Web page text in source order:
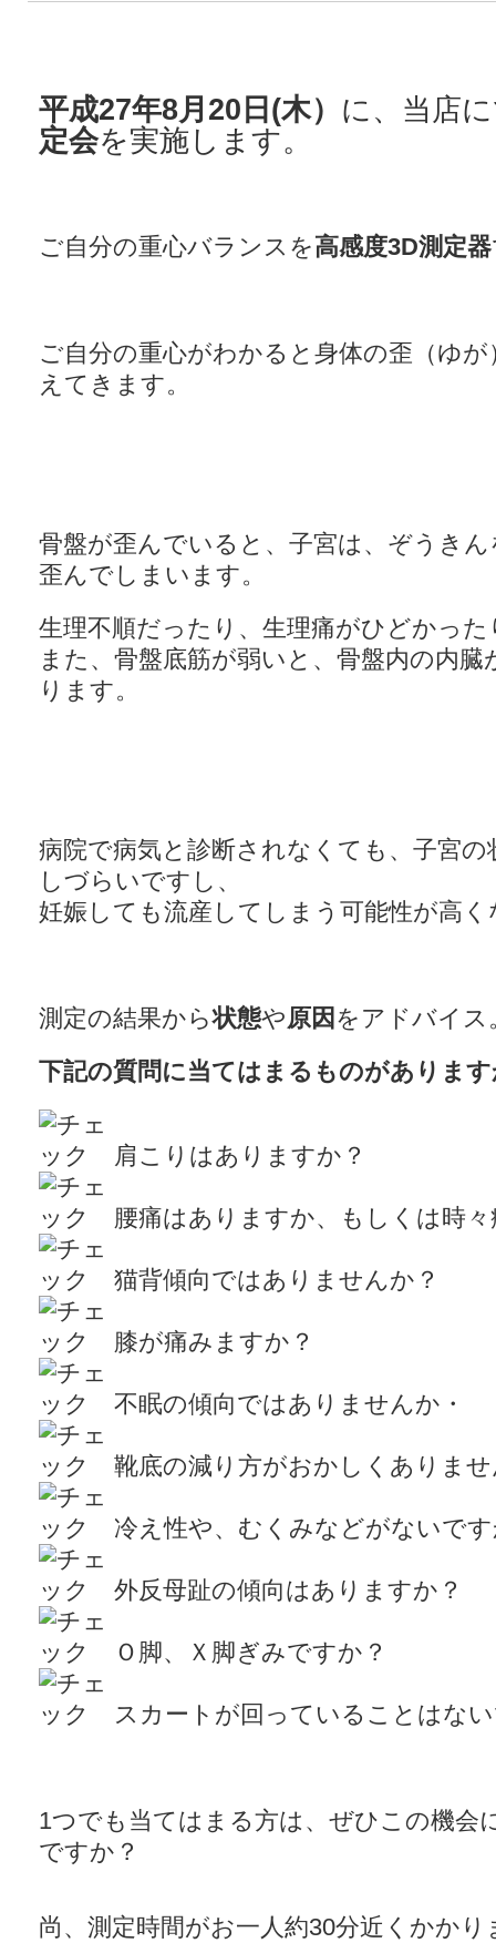
平成27年8月20日(木） に、当店
定会を実施します。
ご自分の重心バランスを高感度3D測定器
ご自分の重心がわかると身体の歪（ゆ
えてきます。
骨盤が歪んでいると、子宮は、ぞうき
歪んでしまいます。
生理不順だったり、生理痛がひどかっ
また、骨盤底筋が弱いと、骨盤内の内
ります。
病院で病気と診断されなくても、子宮
しづらいですし、
妊娠しても流産してしまう可能性が高
測定の結果から状態や原因 をアドバイス
下記の質問に当てはまるものがありま
肩こりはありますか？
腰痛はありますか、もしくは時
猫背傾向ではありませんか？
膝が痛みますか？
不眠の傾向ではありませんか・
靴底の減り方がおかしくありま
冷え性や、むくみなどがないで
外反母趾の傾向はありますか？
Ｏ脚、Ｘ脚ぎみですか？
スカートが回っていることはな
1つでも当てはまる方は、ぜひこの機会
ですか？
尚、測定時間がお一人約30分近くかかり